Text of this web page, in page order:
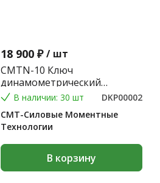
18 900 ₽ / шт
CMTN-10 Ключ
динамометрический
предельного типа 2-10 Nm.
кг
В наличии: 30 шт
DKP00002
СМТ-Силовые Моментные
Технологии
В корзину